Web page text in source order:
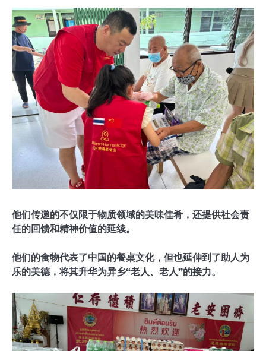
他们传递的不仅限于物质领域的美味佳肴，还提供社会责
任的回馈和精神价值的延续。
他们的食物代表了中国的餐桌文化，但也延伸到了助人为
乐的美德，将其升华为异乡“老人、老人”的接力。